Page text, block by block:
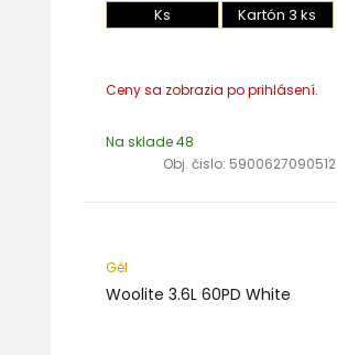
Ks Kartón 3 ks
Na sklade 48
Obj. čislo: 5900627090512
Gél
Woolite 3.6L 60PD White